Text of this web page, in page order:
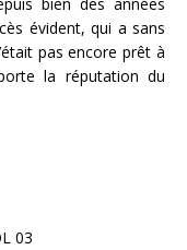
évident, qui a sans
pas encore prêt à
la réputation du
03